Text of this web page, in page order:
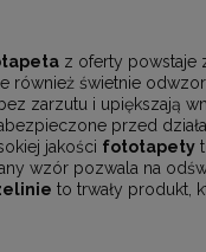
z oferty powstaje
świetnie
zarzutu i upiększają
przed
jakości fototapety
wzór pozwala na
to trwały produkt,